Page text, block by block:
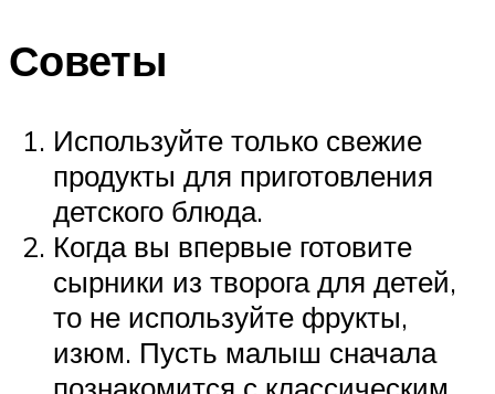
Советы
Используйте только свежие
продукты для приготовления
детского блюда.
Когда вы впервые готовите
сырники из творога для детей,
то не используйте фрукты,
изюм. Пусть малыш сначала